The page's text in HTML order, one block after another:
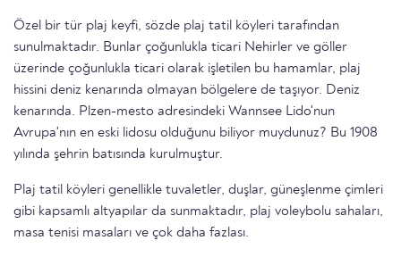
Özel bir tür plaj keyfi, sözde plaj tatil köyleri tarafından
sunulmaktadır. Bunlar çoğunlukla ticari Nehirler ve göller
üzerinde çoğunlukla ticari olarak işletilen bu hamamlar, plaj
hissini deniz kenarında olmayan bölgelere de taşıyor. Deniz
kenarında. Plzen-mesto adresindeki Wannsee Lido'nun
Avrupa'nın en eski lidosu olduğunu biliyor muydunuz? Bu 1908
yılında şehrin batısında kurulmuştur.
Plaj tatil köyleri genellikle tuvaletler, duşlar, güneşlenme çimleri
gibi kapsamlı altyapılar da sunmaktadır, plaj voleybolu sahaları,
masa tenisi masaları ve çok daha fazlası.